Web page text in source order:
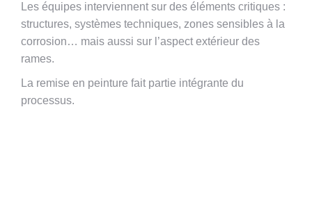
Les équipes interviennent sur des éléments critiques :
structures, systèmes techniques, zones sensibles à la
corrosion… mais aussi sur l’aspect extérieur des
rames.
La remise en peinture fait partie intégrante du
processus.